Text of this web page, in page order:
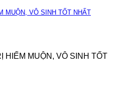
MUỘN, VÔ SINH TỐT NHẤT
HIẾM MUỘN, VÔ SINH TỐT